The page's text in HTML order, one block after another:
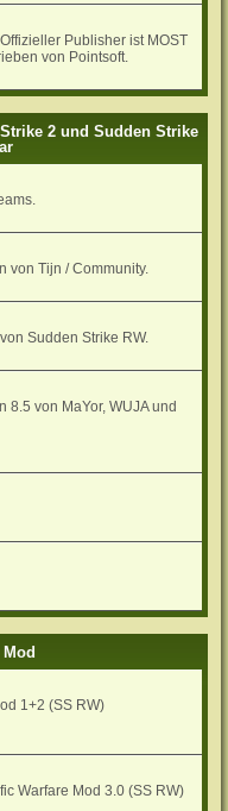
Publisher ist MOST
von Pointsoft.
2 und Sudden Strike
von Tijn / Community.
Sudden Strike RW.
8.5 von MaYor, WUJA und
1+2 (SS RW)
Warfare Mod 3.0 (SS RW)